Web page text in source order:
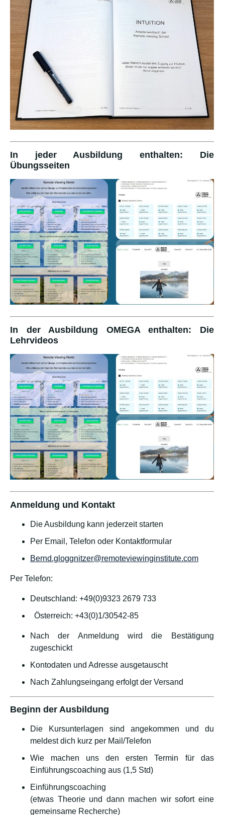
In jeder Ausbildung enthalten: Die
Übungsseiten
In der Ausbildung OMEGA enthalten: Die
Lehrvideos
Anmeldung und Kontakt
Die Ausbildung kann jederzeit starten
Per Email, Telefon oder Kontaktformular
Bernd.gloggnitzer@remoteviewinginstitute.com
Per Telefon:
Deutschland: +49(0)9323 2679 733
Österreich: +43(0)1/30542-85
Nach der Anmeldung wird die Bestätigung
zugeschickt
Kontodaten und Adresse ausgetauscht
Nach Zahlungseingang erfolgt der Versand
Beginn der Ausbildung
Die Kursunterlagen sind angekommen und du
meldest dich kurz per Mail/Telefon
Wie machen uns den ersten Termin für das
Einführungscoaching aus (1,5 Std)
Einführungscoaching
(etwas Theorie und dann machen wir sofort eine
gemeinsame Recherche)